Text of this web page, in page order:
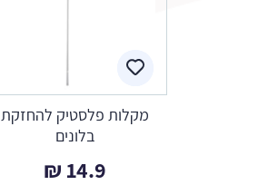
מקלות פלסטיק להחזקת
בלונים
14.9
₪